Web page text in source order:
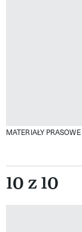
MATERIAŁY PRASOWE
10 z 10